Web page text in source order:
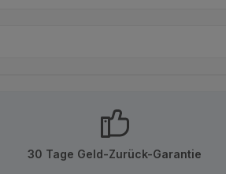
30 Tage Geld-Zurück-Garantie